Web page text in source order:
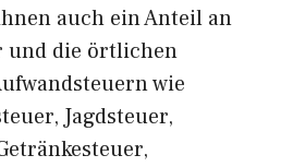
auch ein Anteil an
und die örtlichen
wie
Jagdsteuer,